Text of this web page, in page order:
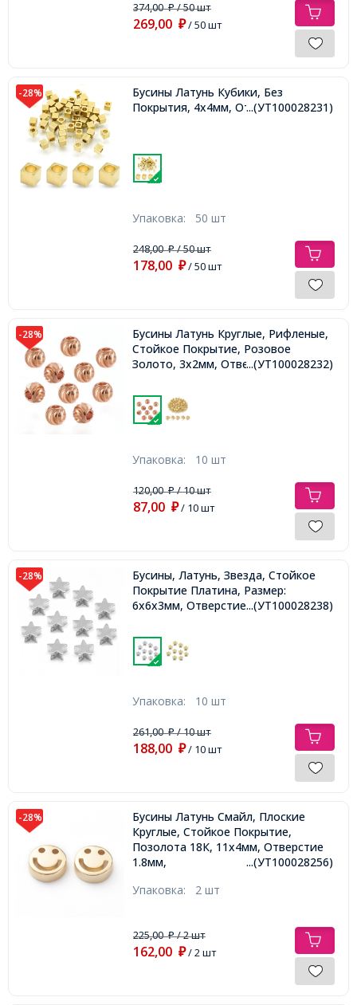
374,00₽/ 50 шт
269,00 ₽/ 50 шт
-28%
Бусины Латунь Кубики, Без
Покрытия, 4х4мм, Отверстие 2мм,
...(УТ100028231)
Упаковка: 50 шт
248,00₽/ 50 шт
178,00 ₽/ 50 шт
-28%
Бусины Латунь Круглые, Рифленые,
Стойкое Покрытие, Розовое
Золото, 3х2мм, Отверстие 1.6мм,
...(УТ100028232)
Упаковка: 10 шт
120,00₽/ 10 шт
87,00 ₽/ 10 шт
-28%
Бусины, Латунь, Звезда, Стойкое
Покрытие Платина, Размер:
6х6х3мм, Отверстие 2мм,...(УТ100028238)
Упаковка: 10 шт
261,00₽/ 10 шт
188,00 ₽/ 10 шт
-28%
Бусины Латунь Смайл, Плоские
Круглые, Стойкое Покрытие,
Позолота 18К, 11х4мм, Отверстие
1.8мм,
...(УТ100028256)
Упаковка: 2 шт
225,00₽/ 2 шт
162,00 ₽/ 2 шт